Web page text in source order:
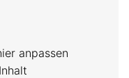
anpassen